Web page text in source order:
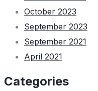
October 2023
September 2023
September 2021
April 2021
Categories